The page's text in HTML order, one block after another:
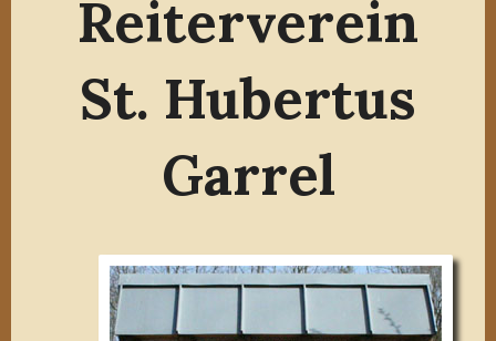
Reiterverein
St. Hubertus
Garrel